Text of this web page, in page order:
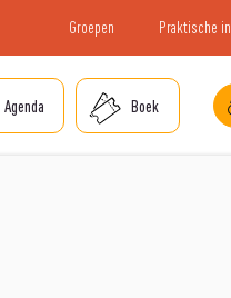
Groepen Praktische
Agenda Boek